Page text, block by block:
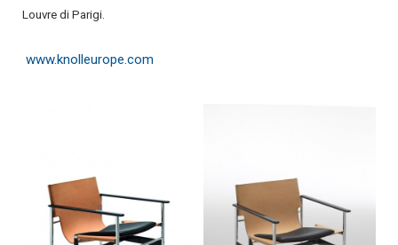
Louvre di Parigi.
www.knolleurope.com